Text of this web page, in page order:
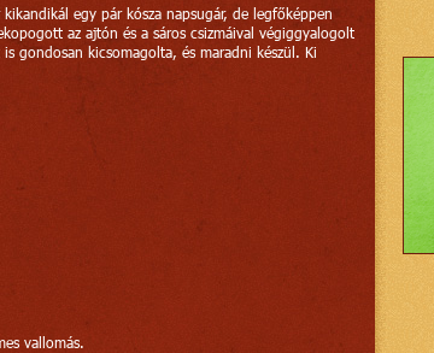
egy pár kósza napsugár, de legfőképpen
az ajtón és a sáros csizmáival végiggyalogolt
gondosan kicsomagolta, és maradni készül. Ki
vallomás.